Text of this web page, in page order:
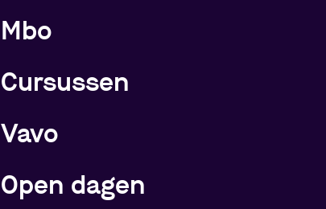
Meer over de opleidingen
Mbo
Cursussen
Vavo
Open dagen